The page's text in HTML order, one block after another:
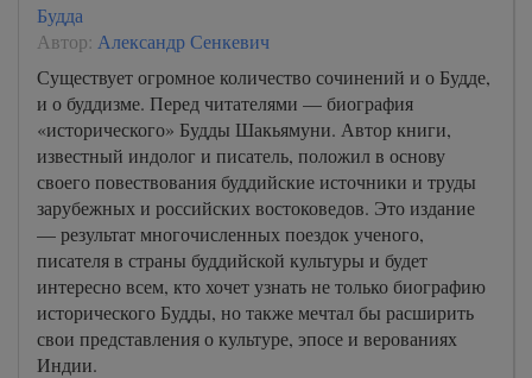
Будда
Автор: Александр Сенкевич
Существует огромное количество сочинений и о Будде,
и о буддизме. Перед читателями — биография
«исторического» Будды Шакьямуни. Автор книги,
известный индолог и писатель, положил в основу
своего повествования буддийские источники и труды
зарубежных и российских востоковедов. Это издание
— результат многочисленных поездок ученого,
писателя в страны буддийской культуры и будет
интересно всем, кто хочет узнать не только биографию
исторического Будды, но также мечтал бы расширить
свои представления о культуре, эпосе и верованиях
Индии.